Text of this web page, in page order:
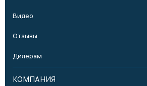
Видео
Отзывы
Дилерам
КОМПАНИЯ